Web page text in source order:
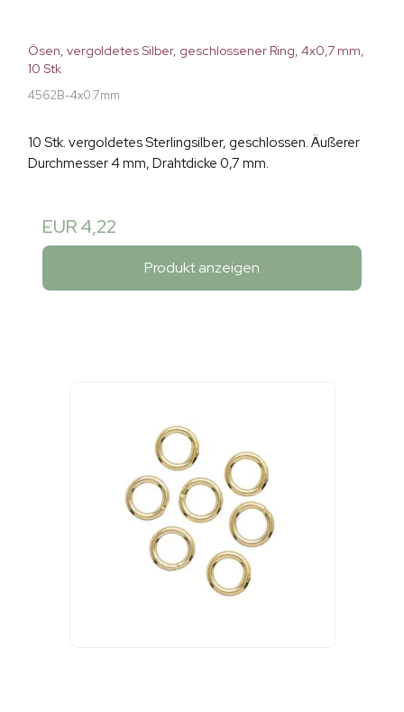
Ösen, vergoldetes Silber, geschlossener Ring, 4x0,7 mm,
10 Stk
4562B-4x0.7mm
10 Stk. vergoldetes Sterlingsilber, geschlossen. Äußerer
Durchmesser 4 mm, Drahtdicke 0,7 mm.
EUR 4,22
Produkt anzeigen